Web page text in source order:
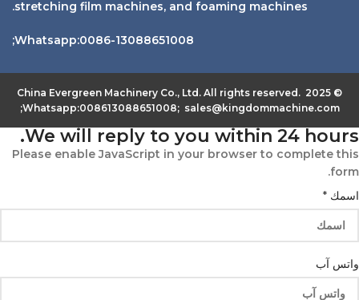
stretching film machines, and foaming machines.
Whatsapp:0086-13088651008;
© 2025 China Evergreen Machinery Co., Ltd. All rights reserved.
Whatsapp:008613088651008; sales@kingdommachine.com;
We will reply to you within 24 hours.
Please enable JavaScript in your browser to complete this
form.
اسمك *
واتس آب